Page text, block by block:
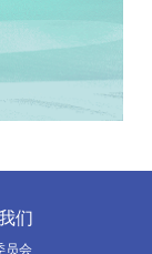
们
员会